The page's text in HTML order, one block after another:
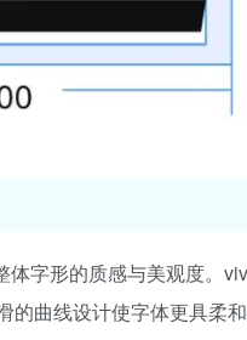
字形的质感与美观度。
的曲线设计使字体更具柔